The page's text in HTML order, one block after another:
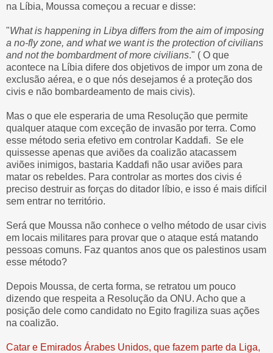
na Líbia, Moussa começou a recuar e disse:
"What is happening in Libya differs from the aim of imposing
a no-fly zone, and what we want is the protection of civilians
and not the bombardment of more civilians." ( O que
acontece na Líbia difere dos objetivos de impor um zona de
exclusão aérea, e o que nós desejamos é a proteção dos
civis e não bombardeamento de mais civis).
Mas o que ele esperaria de uma Resolução que permite
qualquer ataque com exceção de invasão por terra. Como
esse método seria efetivo em controlar Kaddafi. Se ele
quissesse apenas que aviões da coalizão atacassem
aviões inimigos, bastaria Kaddafi não usar aviões para
matar os rebeldes. Para controlar as mortes dos civis é
preciso destruir as forças do ditador líbio, e isso é mais difícil
sem entrar no território.
Será que Moussa não conhece o velho método de usar civis
em locais militares para provar que o ataque está matando
pessoas comuns. Faz quantos anos que os palestinos usam
esse método?
Depois Moussa, de certa forma, se retratou um pouco
dizendo que respeita a Resolução da ONU. Acho que a
posição dele como candidato no Egito fragiliza suas ações
na coalizão.
Catar e Emirados Árabes Unidos, que fazem parte da Liga,